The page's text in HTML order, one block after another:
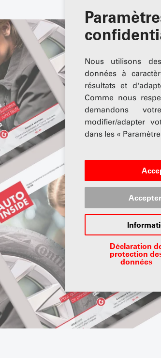
Nous utilisons
données à
résultats et
Comme nous
demandons
modifier/adapter
dans les «
Déclaration
protection
données